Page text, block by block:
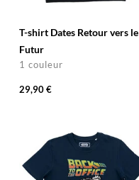
T-shirt Dates Retour vers le
Futur
1 couleur
29,90 €